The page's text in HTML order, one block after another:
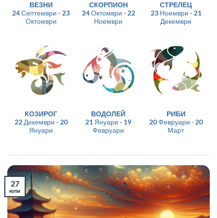
ВЕЗНИ
24 Септември - 23
Октомври
СКОРПИОН
24 Октомври - 22
Ноември
СТРЕЛЕЦ
23 Ноември - 21
Декември
КОЗИРОГ
22 Декември - 20
Януари
ВОДОЛЕЙ
21 Януари - 19
Февруари
РИБИ
20 Февруари - 20
Март
27
юли